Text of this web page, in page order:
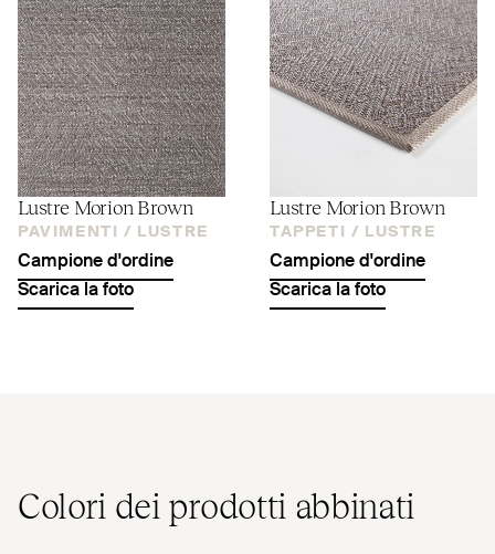
Lustre Morion Brown
PAVIMENTI / LUSTRE
Campione d'ordine
Scarica la foto
Lustre Morion Brown
TAPPETI / LUSTRE
Campione d'ordine
Scarica la foto
Colori dei prodotti abbinati